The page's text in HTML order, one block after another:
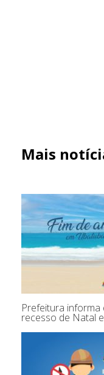
Mais
Prefeitura
recesso de Natal